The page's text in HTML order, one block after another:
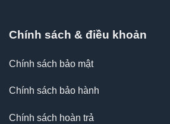
Chính sách & điều khoản
Chính sách bảo mật
Chính sách bảo hành
Chính sách hoàn trả